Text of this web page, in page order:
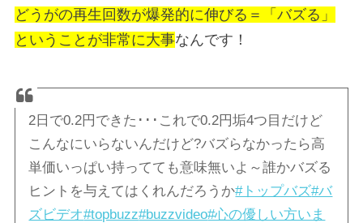
どうがの再生回数が爆発的に伸びる＝「バズる」
ということが非常に大事なんです！
2日で0.2円できた･･･これで0.2円垢4つ目だけど
こんなにいらないんだけど?バズらなかったら高
単価いっぱい持ってても意味無いよ～誰かバズる
ヒントを与えてはくれんだろうか#トップバズ#バ
ズビデオ#topbuzz#buzzvideo#心の優しい方いま